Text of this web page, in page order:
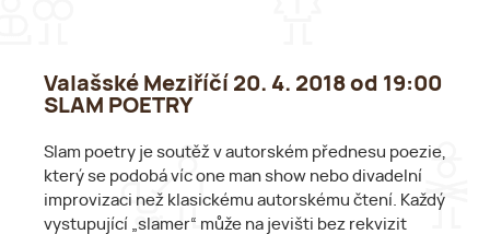
Valašské Meziříčí 20. 4. 2018 od 19:00
SLAM POETRY
Slam poetry je soutěž v autorském přednesu poezie,
který se podobá víc one man show nebo divadelní
improvizaci než klasickému autorskému čtení. Každý
vystupující „slamer“ může na jevišti bez rekvizit